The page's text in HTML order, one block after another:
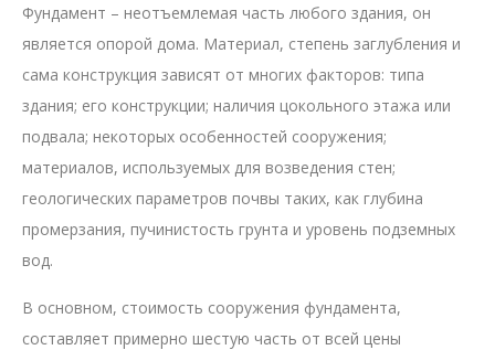
Фундамент – неотъемлемая часть любого здания, он
является опорой дома. Материал, степень заглубления и
сама конструкция зависят от многих факторов: типа
здания; его конструкции; наличия цокольного этажа или
подвала; некоторых особенностей сооружения;
материалов, используемых для возведения стен;
геологических параметров почвы таких, как глубина
промерзания, пучинистость грунта и уровень подземных
вод.
В основном, стоимость сооружения фундамента,
составляет примерно шестую часть от всей цены